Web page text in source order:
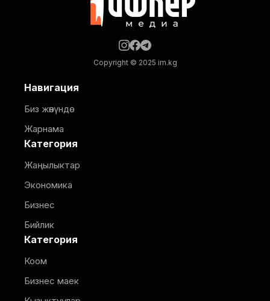
Copyright © 2025 im.kg
Навигация
Биз жөнүндө
Жарнама
Категория
Жаңылыктар
Экономика
Бизнес
Бийлик
Категория
Коом
Бизнес маек